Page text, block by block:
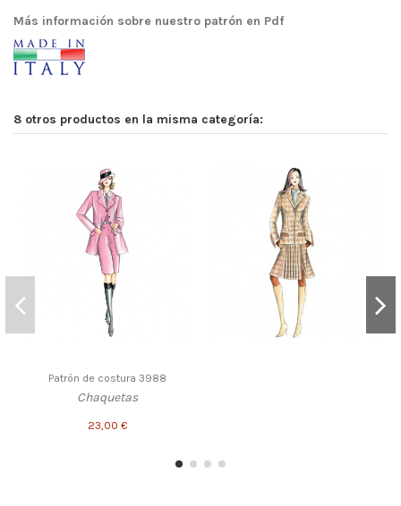
Más información sobre nuestro patrón en Pdf
8 otros productos en la misma categoría:
Patrón de costura 3988
Chaquetas
23,00 €